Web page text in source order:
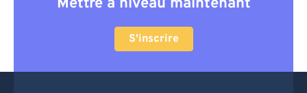
Mettre à niveau maintenant
S'inscrire